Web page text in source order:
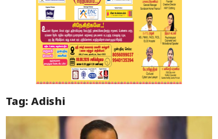
Magazines
Tag: Adishi